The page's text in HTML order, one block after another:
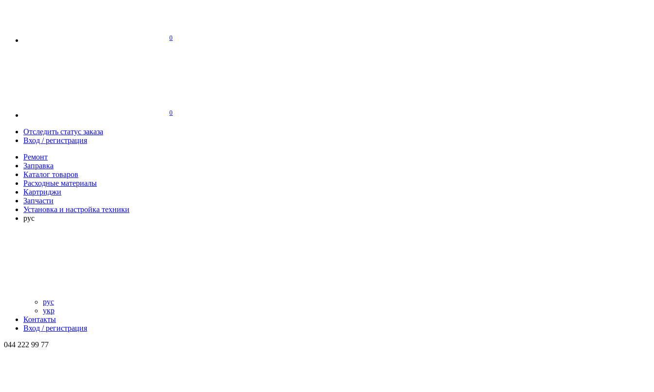
0
0
Отследить статус заказа
Вход / регистрация
Ремонт
Заправка
Каталог товаров
Расходные материалы
Картриджи
Запчасти
Установка и настройка техники
рус
рус
укр
Контакты
Вход / регистрация
044 222 99 77